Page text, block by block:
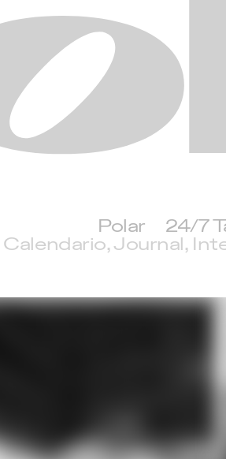
Polar 24/7
Calendario Journal